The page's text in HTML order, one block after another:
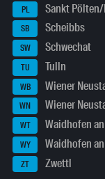
PL Sankt
SB Scheibbs
SW Schwechat
TU Tulln
WB Wiener
WN Wiener
WT Waidhofen
WY Waidhofen
ZT Zwettl